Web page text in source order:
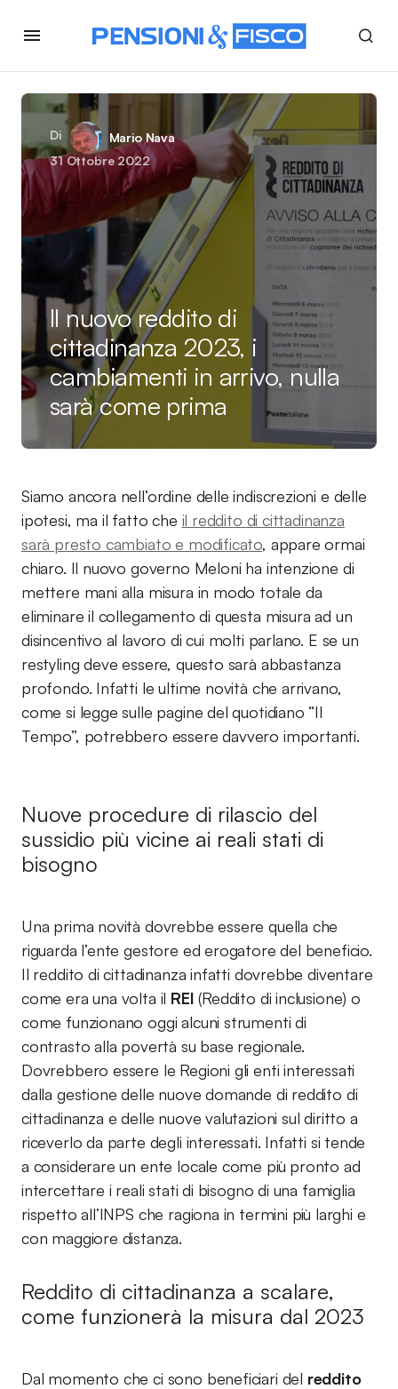
Di
Mario Nava
31 Ottobre 2022
Il nuovo reddito di
cittadinanza 2023, i
cambiamenti in arrivo, nulla
sarà come prima
Siamo ancora nell’ordine delle indiscrezioni e delle
ipotesi, ma il fatto che il reddito di cittadinanza
sarà presto cambiato e modificato, appare ormai
chiaro. Il nuovo governo Meloni ha intenzione di
mettere mani alla misura in modo totale da
eliminare il collegamento di questa misura ad un
disincentivo al lavoro di cui molti parlano. E se un
restyling deve essere, questo sarà abbastanza
profondo. Infatti le ultime novità che arrivano,
come si legge sulle pagine del quotidiano “Il
Tempo”, potrebbero essere davvero importanti.
Nuove procedure di rilascio del
sussidio più vicine ai reali stati di
bisogno
Una prima novità dovrebbe essere quella che
riguarda l’ente gestore ed erogatore del beneficio.
Il reddito di cittadinanza infatti dovrebbe diventare
come era una volta il REI (Reddito di inclusione) o
come funzionano oggi alcuni strumenti di
contrasto alla povertà su base regionale.
Dovrebbero essere le Regioni gli enti interessati
dalla gestione delle nuove domande di reddito di
cittadinanza e delle nuove valutazioni sul diritto a
riceverlo da parte degli interessati. Infatti si tende
a considerare un ente locale come più pronto ad
intercettare i reali stati di bisogno di una famiglia
rispetto all’INPS che ragiona in termini più larghi e
con maggiore distanza.
Reddito di cittadinanza a scalare,
come funzionerà la misura dal 2023
Dal momento che ci sono beneficiari del reddito